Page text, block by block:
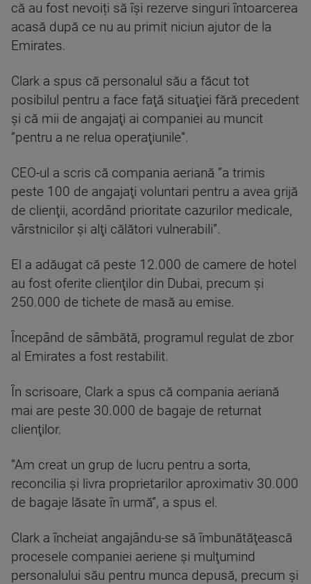
că au fost nevoiți să îşi rezerve singuri întoarcerea
acasă după ce nu au primit niciun ajutor de la
Emirates.
Clark a spus că personalul său a făcut tot
posibilul pentru a face faţă situaţiei fără precedent
şi că mii de angajaţi ai companiei au muncit
”pentru a ne relua operaţiunile”.
CEO-ul a scris că compania aeriană ”a trimis
peste 100 de angajaţi voluntari pentru a avea grijă
de clienţii, acordând prioritate cazurilor medicale,
vârstnicilor şi alţi călători vulnerabili”.
El a adăugat că peste 12.000 de camere de hotel
au fost oferite clienţilor din Dubai, precum şi
250.000 de tichete de masă au emise.
Începând de sâmbătă, programul regulat de zbor
al Emirates a fost restabilit.
În scrisoare, Clark a spus că compania aeriană
mai are peste 30.000 de bagaje de returnat
clienţilor.
”Am creat un grup de lucru pentru a sorta,
reconcilia şi livra proprietarilor aproximativ 30.000
de bagaje lăsate în urmă”, a spus el.
Clark a încheiat angajându-se să îmbunătăţească
procesele companiei aeriene şi mulţumind
personalului său pentru munca depusă, precum şi